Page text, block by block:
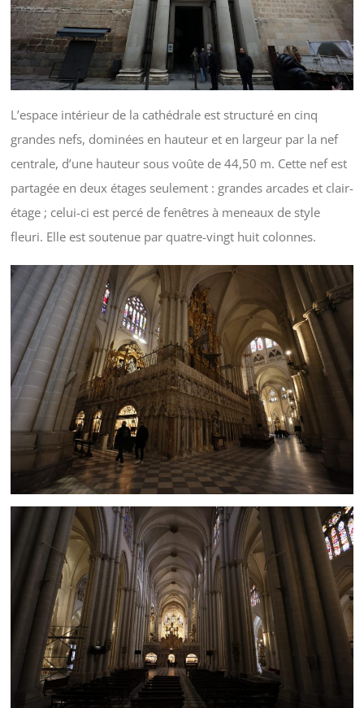
L’espace intérieur de la cathédrale est structuré en cinq
grandes nefs, dominées en hauteur et en largeur par la nef
centrale, d’une hauteur sous voûte de 44,50 m. Cette nef est
partagée en deux étages seulement : grandes arcades et clair-
étage ; celui-ci est percé de fenêtres à meneaux de style
fleuri. Elle est soutenue par quatre-vingt huit colonnes.